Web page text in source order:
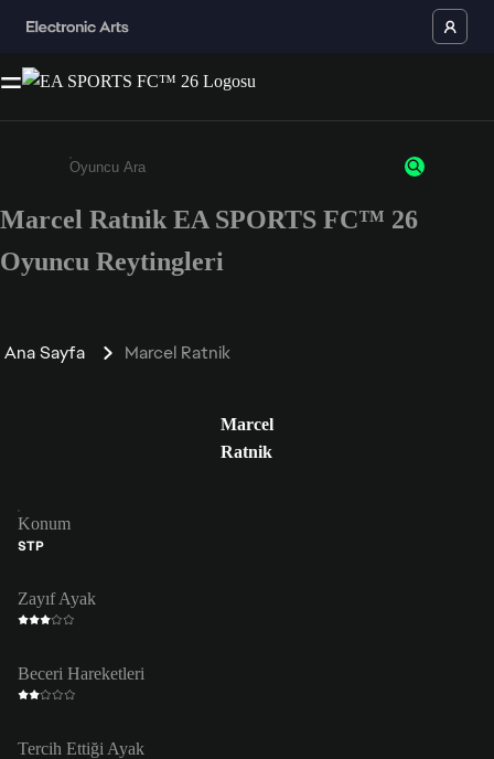
Enter a minimum of 3 characters or numbers
Marcel Ratnik EA SPORTS FC™ 26
Oyuncu Reytingleri
Ana Sayfa Marcel Ratnik
Marcel
Ratnik
Konum
STP
Zayıf Ayak
Beceri Hareketleri
Tercih Ettiği Ayak